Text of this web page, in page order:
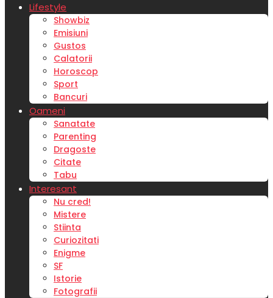
Lifestyle
Showbiz
Emisiuni
Gustos
Calatorii
Horoscop
Sport
Bancuri
Oameni
Sanatate
Parenting
Dragoste
Citate
Tabu
Interesant
Nu cred!
Mistere
Stiinta
Curiozitati
Enigme
SF
Istorie
Fotografii